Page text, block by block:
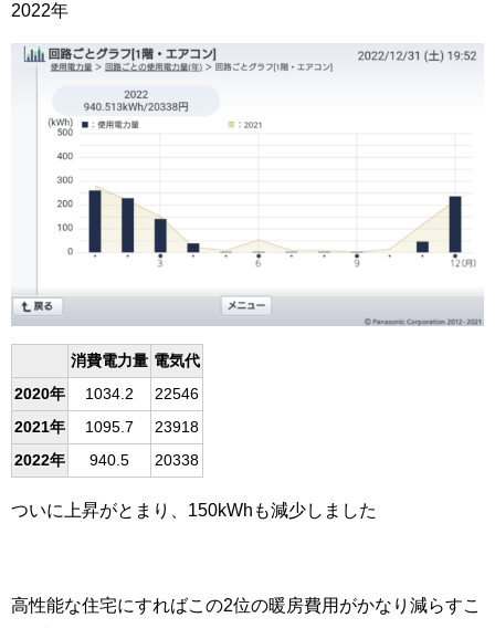
2022年
消費電力量 電気代
2020年
1034.2
22546
2021年
1095.7
23918
2022年
940.5 20338
ついに上昇がとまり、150kWhも減少しました
高性能な住宅にすればこの2位の暖房費用がかなり減らすこ